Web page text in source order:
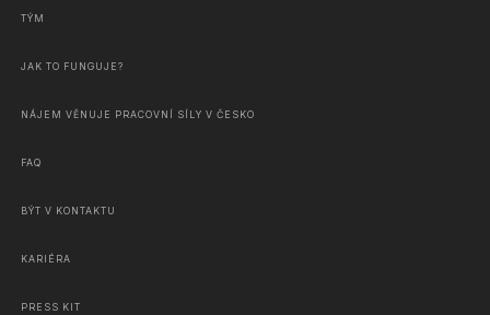
TÝM
JAK TO FUNGUJE?
NÁJEM VĚNUJE PRACOVNÍ SÍLY V ČESKO
FAQ
BÝT V KONTAKTU
KARIÉRA
PRESS KIT